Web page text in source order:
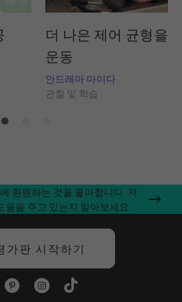
더 나은 제어 균형을
운동
안드레아 마이다
관찰 및 학습
환원하는 것을 좋아합니다. 저
움을 주고 있는지 알아보세요.
가판 시작하기